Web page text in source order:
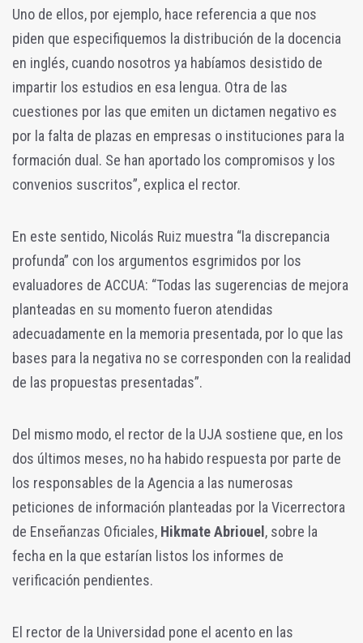
Uno de ellos, por ejemplo, hace referencia a que nos
piden que especifiquemos la distribución de la docencia
en inglés, cuando nosotros ya habíamos desistido de
impartir los estudios en esa lengua. Otra de las
cuestiones por las que emiten un dictamen negativo es
por la falta de plazas en empresas o instituciones para la
formación dual. Se han aportado los compromisos y los
convenios suscritos”, explica el rector.
En este sentido, Nicolás Ruiz muestra “la discrepancia
profunda” con los argumentos esgrimidos por los
evaluadores de ACCUA: “Todas las sugerencias de mejora
planteadas en su momento fueron atendidas
adecuadamente en la memoria presentada, por lo que las
bases para la negativa no se corresponden con la realidad
de las propuestas presentadas”.
Del mismo modo, el rector de la UJA sostiene que, en los
dos últimos meses, no ha habido respuesta por parte de
los responsables de la Agencia a las numerosas
peticiones de información planteadas por la Vicerrectora
de Enseñanzas Oficiales, Hikmate Abriouel , sobre la
fecha en la que estarían listos los informes de
verificación pendientes.
El rector de la Universidad pone el acento en las